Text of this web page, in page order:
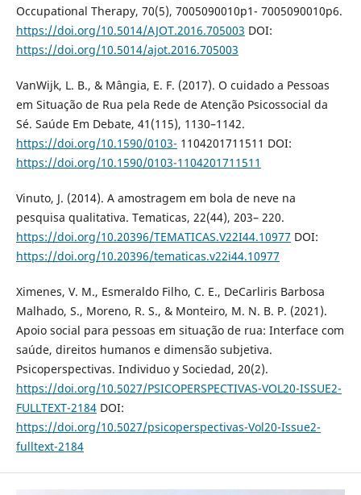
Occupational Therapy, 70(5), 7005090010p1- 7005090010p6.
https://doi.org/10.5014/AJOT.2016.705003 DOI:
https://doi.org/10.5014/ajot.2016.705003
VanWijk, L. B., & Mângia, E. F. (2017). O cuidado a Pessoas
em Situação de Rua pela Rede de Atenção Psicossocial da
Sé. Saúde Em Debate, 41(115), 1130–1142.
https://doi.org/10.1590/0103- 1104201711511 DOI:
https://doi.org/10.1590/0103-1104201711511
Vinuto, J. (2014). A amostragem em bola de neve na
pesquisa qualitativa. Tematicas, 22(44), 203– 220.
https://doi.org/10.20396/TEMATICAS.V22I44.10977 DOI:
https://doi.org/10.20396/tematicas.v22i44.10977
Ximenes, V. M., Esmeraldo Filho, C. E., DeCarliris Barbosa
Malhado, S., Moreno, R. S., & Monteiro, M. N. B. P. (2021).
Apoio social para pessoas em situação de rua: Interface com
saúde, direitos humanos e dimensão subjetiva.
Psicoperspectivas. Individuo y Sociedad, 20(2).
https://doi.org/10.5027/PSICOPERSPECTIVAS-VOL20-ISSUE2-
FULLTEXT-2184DOI:
https://doi.org/10.5027/psicoperspectivas-Vol20-Issue2-
fulltext-2184